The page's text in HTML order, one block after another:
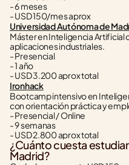
- 6 meses
- USD 150/mes aprox
Universidad Autónoma de
Máster en Inteligencia Artificial
aplicaciones industriales.
- Presencial
- 1 año
- USD 3.200 aprox total
Ironhack
Bootcamp intensivo en
con orientación práctica y
- Presencial / Online
- 9 semanas
- USD 2.800 aprox total
¿Cuánto cuesta
Madrid?